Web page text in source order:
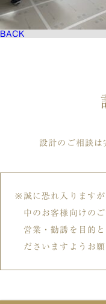
BACK
設計のご相談は
誠に恐れ入ります
中のお客様向けの
営業・勧誘を目的
ださいますようお